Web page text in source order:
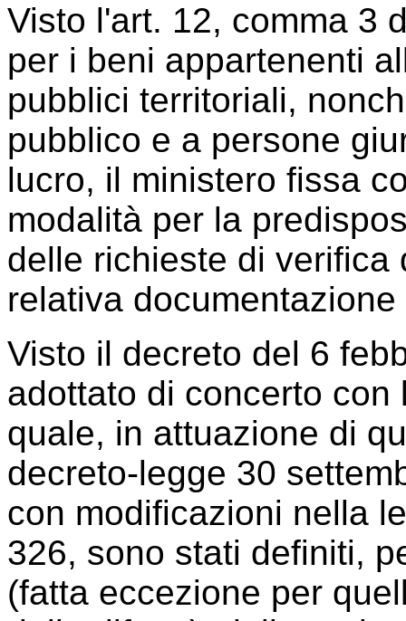
Visto l'art. 12, comma 3
per i beni appartenenti
pubblici territoriali,
pubblico e a persone
lucro, il ministero fissa
modalità per la
delle richieste di
relativa
Visto il decreto del 6
adottato di concerto
quale, in attuazione di
decreto-legge 30
con modificazioni nella
326, sono stati definiti,
(fatta eccezione per